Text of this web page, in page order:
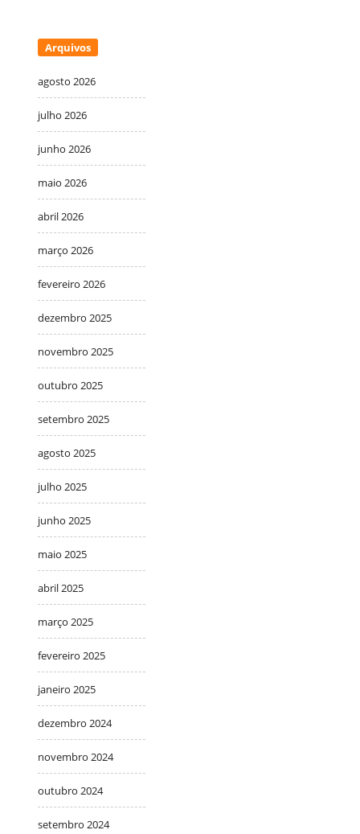
Arquivos
agosto 2026
julho 2026
junho 2026
maio 2026
abril 2026
março 2026
fevereiro 2026
dezembro 2025
novembro 2025
outubro 2025
setembro 2025
agosto 2025
julho 2025
junho 2025
maio 2025
abril 2025
março 2025
fevereiro 2025
janeiro 2025
dezembro 2024
novembro 2024
outubro 2024
setembro 2024